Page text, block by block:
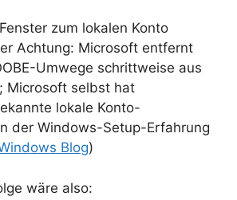
zum lokalen Konto
Achtung: Microsoft entfernt
Umwege schrittweise aus
Microsoft selbst hat
lokale Konto-
der Windows-Setup-Erfahrung
Blog)
wäre also: